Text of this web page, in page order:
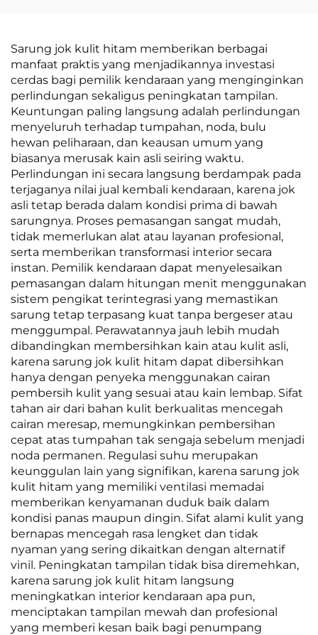
Modern City Polo
Sarung jok kulit hitam memberikan berbagai
manfaat praktis yang menjadikannya investasi
cerdas bagi pemilik kendaraan yang menginginkan
perlindungan sekaligus peningkatan tampilan.
Keuntungan paling langsung adalah perlindungan
menyeluruh terhadap tumpahan, noda, bulu
hewan peliharaan, dan keausan umum yang
biasanya merusak kain asli seiring waktu.
Perlindungan ini secara langsung berdampak pada
terjaganya nilai jual kembali kendaraan, karena jok
asli tetap berada dalam kondisi prima di bawah
sarungnya. Proses pemasangan sangat mudah,
tidak memerlukan alat atau layanan profesional,
serta memberikan transformasi interior secara
instan. Pemilik kendaraan dapat menyelesaikan
pemasangan dalam hitungan menit menggunakan
sistem pengikat terintegrasi yang memastikan
sarung tetap terpasang kuat tanpa bergeser atau
menggumpal. Perawatannya jauh lebih mudah
dibandingkan membersihkan kain atau kulit asli,
karena sarung jok kulit hitam dapat dibersihkan
hanya dengan penyeka menggunakan cairan
pembersih kulit yang sesuai atau kain lembap. Sifat
tahan air dari bahan kulit berkualitas mencegah
cairan meresap, memungkinkan pembersihan
cepat atas tumpahan tak sengaja sebelum menjadi
noda permanen. Regulasi suhu merupakan
keunggulan lain yang signifikan, karena sarung jok
kulit hitam yang memiliki ventilasi memadai
memberikan kenyamanan duduk baik dalam
kondisi panas maupun dingin. Sifat alami kulit yang
bernapas mencegah rasa lengket dan tidak
nyaman yang sering dikaitkan dengan alternatif
vinil. Peningkatan tampilan tidak bisa diremehkan,
karena sarung jok kulit hitam langsung
meningkatkan interior kendaraan apa pun,
menciptakan tampilan mewah dan profesional
yang memberi kesan baik bagi penumpang